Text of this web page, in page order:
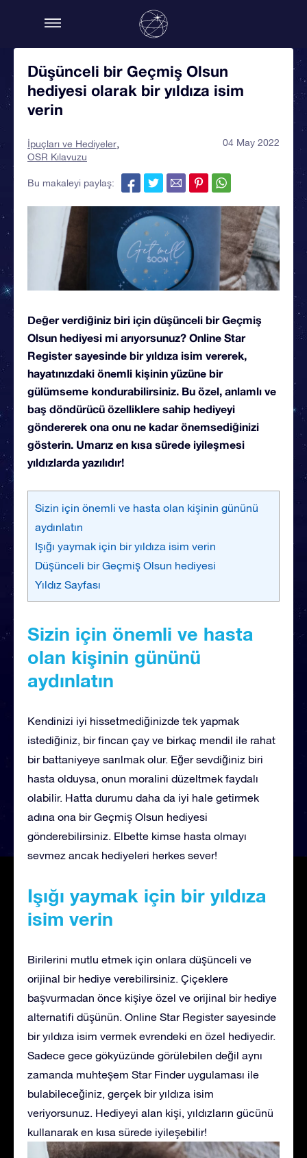
Düşünceli bir Geçmiş Olsun
hediyesi olarak bir yıldıza isim
verin
İpuçları ve Hediyeler
OSR Kılavuzu
04 May 2022
Bu makaleyi paylaş:
Değer verdiğiniz biri için düşünceli bir Geçmiş
Olsun hediyesi mi arıyorsunuz? Online Star
Register sayesinde bir yıldıza isim vererek,
hayatınızdaki önemli kişinin yüzüne bir
gülümseme kondurabilirsiniz. Bu özel, anlamlı ve
baş döndürücü özelliklere sahip hediyeyi
göndererek ona onu ne kadar önemsediğinizi
gösterin. Umarız en kısa sürede iyileşmesi
yıldızlarda yazılıdır!
Sizin için önemli ve hasta olan kişinin gününü
aydınlatın
Işığı yaymak için bir yıldıza isim verin
Düşünceli bir Geçmiş Olsun hediyesi
Yıldız Sayfası
Sizin için önemli ve hasta
olan kişinin gününü
aydınlatın
Kendinizi iyi hissetmediğinizde tek yapmak
istediğiniz, bir fincan çay ve birkaç mendil ile rahat
bir battaniyeye sarılmak olur. Eğer sevdiğiniz biri
hasta olduysa, onun moralini düzeltmek faydalı
olabilir. Hatta durumu daha da iyi hale getirmek
adına ona bir Geçmiş Olsun hediyesi
gönderebilirsiniz. Elbette kimse hasta olmayı
sevmez ancak hediyeleri herkes sever!
Işığı yaymak için bir yıldıza
isim verin
Birilerini mutlu etmek için onlara düşünceli ve
orijinal bir hediye verebilirsiniz. Çiçeklere
başvurmadan önce kişiye özel ve orijinal bir hediye
alternatifi düşünün. Online Star Register sayesinde
bir yıldıza isim vermek evrendeki en özel hediyedir.
Sadece gece gökyüzünde görülebilen değil aynı
zamanda muhteşem Star Finder uygulaması ile
bulabileceğiniz, gerçek bir yıldıza isim
veriyorsunuz. Hediyeyi alan kişi, yıldızların gücünü
kullanarak en kısa sürede iyileşebilir!